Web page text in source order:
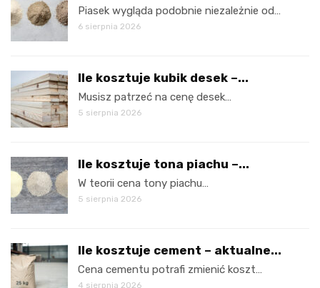
Piasek wygląda podobnie niezależnie od…
6 sierpnia 2026
Ile kosztuje kubik desek –...
Musisz patrzeć na cenę desek…
5 sierpnia 2026
Ile kosztuje tona piachu –...
W teorii cena tony piachu…
5 sierpnia 2026
Ile kosztuje cement – aktualne...
Cena cementu potrafi zmienić koszt…
4 sierpnia 2026